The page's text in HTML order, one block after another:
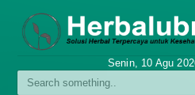
Senin, 10 Agu